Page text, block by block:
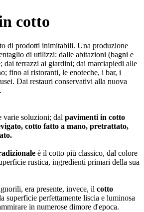
cotto
di prodotti inimitabili. Una produzione
di utilizzi: dalle abitazioni (bagni e
dai terrazzi ai giardini; dai marciapiedi alle
fino ai ristoranti, le enoteche, i bar, i
Dai restauri conservativi alla nuova
varie soluzioni; dal pavimenti in cotto
cotto fatto a mano, pretrattato,
è il cotto più classico, dal colore
rustica, ingredienti primari della sua
era presente, invece, il cotto
superficie perfettamente liscia e luminosa
in numerose dimore d'epoca.